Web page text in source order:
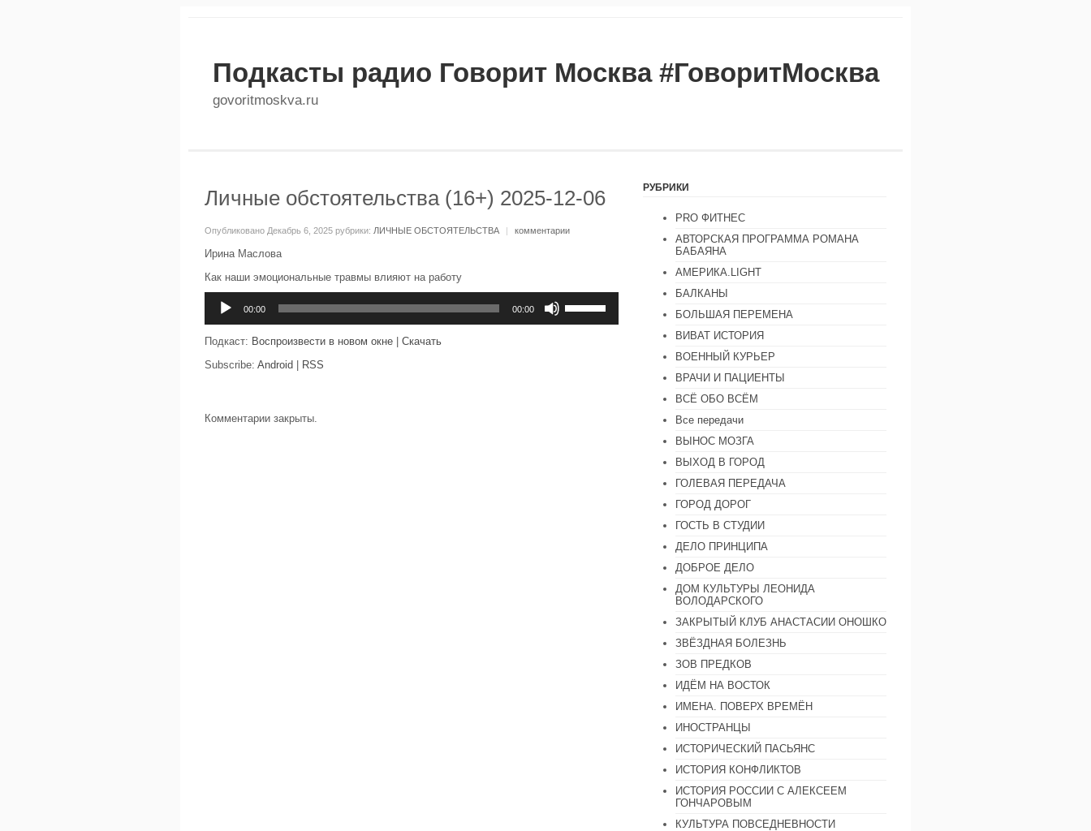
Подкасты радио Говорит Москва #ГоворитМосква
govoritmoskva.ru
Личные обстоятельства (16+) 2025-12-06
Опубликовано Декабрь 6, 2025 рубрики: ЛИЧНЫЕ ОБСТОЯТЕЛЬСТВА | комментарии
Ирина Маслова
Как наши эмоциональные травмы влияют на работу
00:00 00:00
клавиши
Подкаст: Воспроизвести в новом окне
Скачать
Subscribe: Android RSS
Комментарии закрыты.
РУБРИКИ
PRO ФИТНЕС
АВТОРСКАЯ ПРОГРАММА РОМАНА
БАБАЯНА
АМЕРИКА.LIGHT
БАЛКАНЫ
БОЛЬШАЯ ПЕРЕМЕНА
ВИВАТ ИСТОРИЯ
ВОЕННЫЙ КУРЬЕР
ВРАЧИ И ПАЦИЕНТЫ
ВСЁ ОБО ВСЁМ
Все передачи
ВЫНОС МОЗГА
ВЫХОД В ГОРОД
ГОЛЕВАЯ ПЕРЕДАЧА
ГОРОД ДОРОГ
ГОСТЬ В СТУДИИ
ДЕЛО ПРИНЦИПА
ДОБРОЕ ДЕЛО
ДОМ КУЛЬТУРЫ ЛЕОНИДА
ВОЛОДАРСКОГО
ЗАКРЫТЫЙ КЛУБ АНАСТАСИИ ОНОШКО
ЗВЁЗДНАЯ БОЛЕЗНЬ
ЗОВ ПРЕДКОВ
ИДЁМ НА ВОСТОК
ИМЕНА. ПОВЕРХ ВРЕМЁН
ИНОСТРАНЦЫ
ИСТОРИЧЕСКИЙ ПАСЬЯНС
ИСТОРИЯ КОНФЛИКТОВ
ИСТОРИЯ РОССИИ С АЛЕКСЕЕМ
ГОНЧАРОВЫМ
КУЛЬТУРА ПОВСЕДНЕВНОСТИ